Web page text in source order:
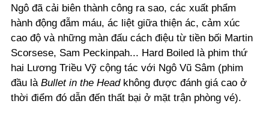
Ngô đã cải biên thành công ra sao, các xuất phẩm
hành động đẫm máu, ác liệt giữa thiện ác, cảm xúc
cao độ và những màn đấu cách điệu từ tiền bối Martin
Scorsese, Sam Peckinpah... Hard Boiled là phim thứ
hai Lương Triều Vỹ cộng tác với Ngô Vũ Sâm (phim
đầu là Bullet in the Head không được đánh giá cao ở
thời điểm đó dẫn đến thất bại ở mặt trận phòng vé).